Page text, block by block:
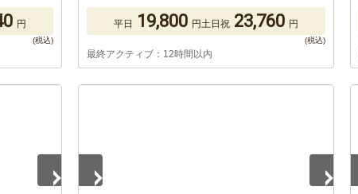
円 平日 19,800 円土日祝 23,760 円
最終アクティブ：12時間以内